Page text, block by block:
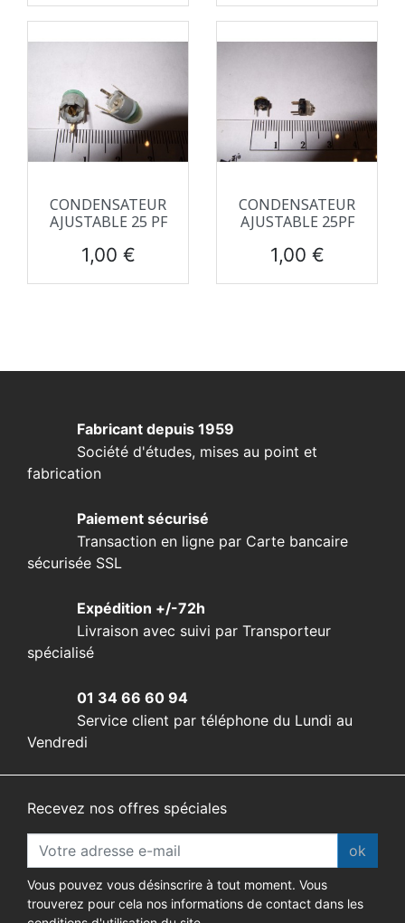
CONDENSATEUR
AJUSTABLE 25 PF
Prix
1,00 €
CONDENSATEUR
AJUSTABLE 25PF
Prix
1,00 €
Fabricant depuis 1959
Société d'études, mises au point et
fabrication
Paiement sécurisé
Transaction en ligne par Carte bancaire
sécurisée SSL
Expédition +/-72h
Livraison avec suivi par Transporteur
spécialisé
01 34 66 60 94
Service client par téléphone du Lundi au
Vendredi
Recevez nos offres spéciales
ok
Vous pouvez vous désinscrire à tout moment. Vous
trouverez pour cela nos informations de contact dans les